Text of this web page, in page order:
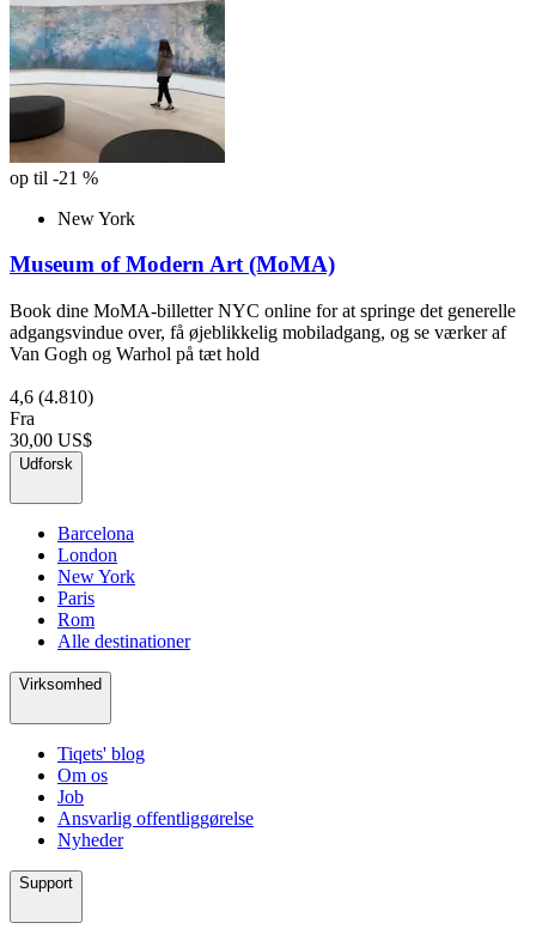
op til -21 %
New York
Museum of Modern Art (MoMA)
Book dine MoMA-billetter NYC online for at springe det generelle
adgangsvindue over, få øjeblikkelig mobiladgang, og se værker af
Van Gogh og Warhol på tæt hold
4,6 (4.810)
Fra
30,00 US$
Udforsk
Barcelona
London
New York
Paris
Rom
Alle destinationer
Virksomhed
Tiqets' blog
Om os
Job
Ansvarlig offentliggørelse
Nyheder
Support